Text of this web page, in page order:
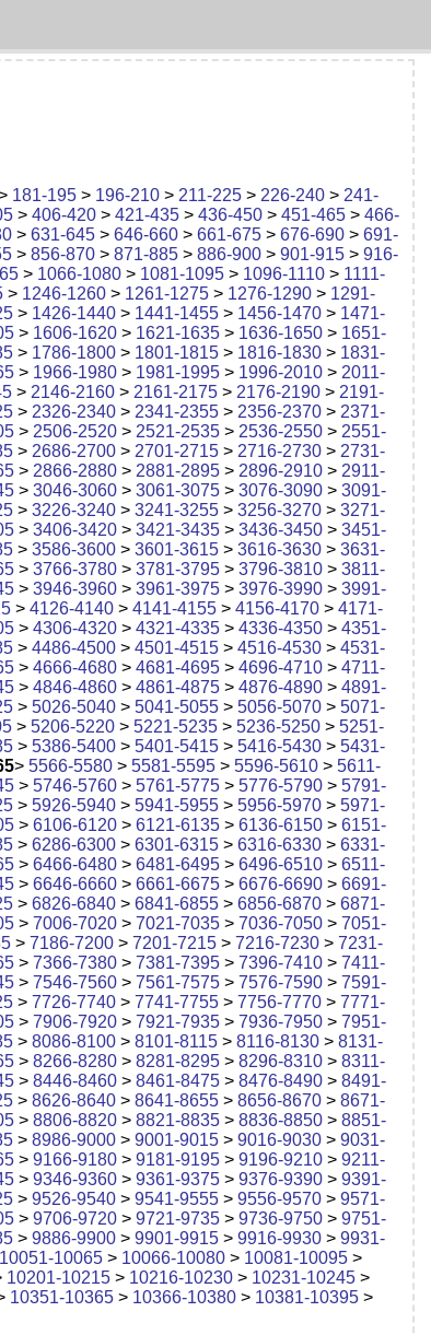
181-195 > 196-210 > 211-225 > 226-240 > 241-
> 406-420 > 421-435 > 436-450 > 451-465 > 466-
> 631-645 > 646-660 > 661-675 > 676-690 > 691-
> 856-870 > 871-885 > 886-900 > 901-915 > 916-
> 1066-1080 > 1081-1095 > 1096-1110 > 1111-
> 1246-1260 > 1261-1275 > 1276-1290 > 1291-
> 1426-1440 > 1441-1455 > 1456-1470 > 1471-
> 1606-1620 > 1621-1635 > 1636-1650 > 1651-
> 1786-1800 > 1801-1815 > 1816-1830 > 1831-
> 1966-1980 > 1981-1995 > 1996-2010 > 2011-
> 2146-2160 > 2161-2175 > 2176-2190 > 2191-
> 2326-2340 > 2341-2355 > 2356-2370 > 2371-
> 2506-2520 > 2521-2535 > 2536-2550 > 2551-
> 2686-2700 > 2701-2715 > 2716-2730 > 2731-
> 2866-2880 > 2881-2895 > 2896-2910 > 2911-
> 3046-3060 > 3061-3075 > 3076-3090 > 3091-
> 3226-3240 > 3241-3255 > 3256-3270 > 3271-
> 3406-3420 > 3421-3435 > 3436-3450 > 3451-
> 3586-3600 > 3601-3615 > 3616-3630 > 3631-
> 3766-3780 > 3781-3795 > 3796-3810 > 3811-
> 3946-3960 > 3961-3975 > 3976-3990 > 3991-
> 4126-4140 > 4141-4155 > 4156-4170 > 4171-
> 4306-4320 > 4321-4335 > 4336-4350 > 4351-
> 4486-4500 > 4501-4515 > 4516-4530 > 4531-
> 4666-4680 > 4681-4695 > 4696-4710 > 4711-
> 4846-4860 > 4861-4875 > 4876-4890 > 4891-
> 5026-5040 > 5041-5055 > 5056-5070 > 5071-
> 5206-5220 > 5221-5235 > 5236-5250 > 5251-
> 5386-5400 > 5401-5415 > 5416-5430 > 5431-
> 5566-5580 > 5581-5595 > 5596-5610 > 5611-
> 5746-5760 > 5761-5775 > 5776-5790 > 5791-
> 5926-5940 > 5941-5955 > 5956-5970 > 5971-
> 6106-6120 > 6121-6135 > 6136-6150 > 6151-
> 6286-6300 > 6301-6315 > 6316-6330 > 6331-
> 6466-6480 > 6481-6495 > 6496-6510 > 6511-
> 6646-6660 > 6661-6675 > 6676-6690 > 6691-
> 6826-6840 > 6841-6855 > 6856-6870 > 6871-
> 7006-7020 > 7021-7035 > 7036-7050 > 7051-
> 7186-7200 > 7201-7215 > 7216-7230 > 7231-
> 7366-7380 > 7381-7395 > 7396-7410 > 7411-
> 7546-7560 > 7561-7575 > 7576-7590 > 7591-
> 7726-7740 > 7741-7755 > 7756-7770 > 7771-
> 7906-7920 > 7921-7935 > 7936-7950 > 7951-
> 8086-8100 > 8101-8115 > 8116-8130 > 8131-
> 8266-8280 > 8281-8295 > 8296-8310 > 8311-
> 8446-8460 > 8461-8475 > 8476-8490 > 8491-
> 8626-8640 > 8641-8655 > 8656-8670 > 8671-
> 8806-8820 > 8821-8835 > 8836-8850 > 8851-
> 8986-9000 > 9001-9015 > 9016-9030 > 9031-
> 9166-9180 > 9181-9195 > 9196-9210 > 9211-
> 9346-9360 > 9361-9375 > 9376-9390 > 9391-
> 9526-9540 > 9541-9555 > 9556-9570 > 9571-
> 9706-9720 > 9721-9735 > 9736-9750 > 9751-
> 9886-9900 > 9901-9915 > 9916-9930 > 9931-
10051-10065 > 10066-10080 > 10081-10095 >
10201-10215 > 10216-10230 > 10231-10245 >
10351-10365 > 10366-10380 > 10381-10395 >